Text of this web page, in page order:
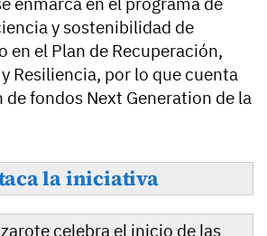
y sostenibilidad de
en el Plan de Recuperación,
Resiliencia, por lo que cuenta
fondos Next Generation de la
la iniciativa
celebra el inicio de las